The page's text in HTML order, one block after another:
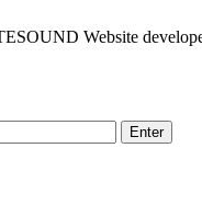
Website
Enter